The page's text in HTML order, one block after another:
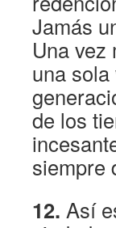
Jamás
Una vez
una
de los
siempre
12. Así